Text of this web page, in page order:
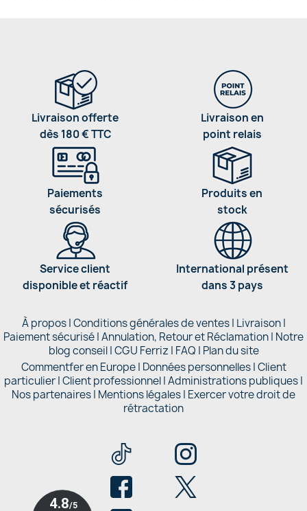
Livraison offerte
dès 180 € TTC
Livraison en
point relais
Paiements
sécurisés
Produits en
stock
Service client
disponible et réactif
International présent
dans 3 pays
À propos|Conditions générales de ventes| Livraison|
Paiement sécurisé|Annulation, Retour et Réclamation| Notre
blog conseil|CGU Ferriz | FAQ | Plan du site
Commentfer en Europe| Données personnelles|Client
particulier|Client professionnel|Administrations publiques|
Nos partenaires | Mentions légales| Exercer votre droit de
rétractation